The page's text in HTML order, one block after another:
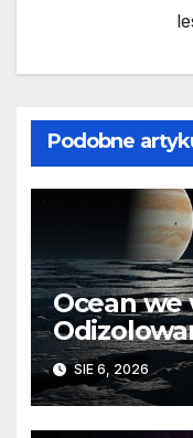
Podobne
Ocean we
barierę
SIE 6, 2026